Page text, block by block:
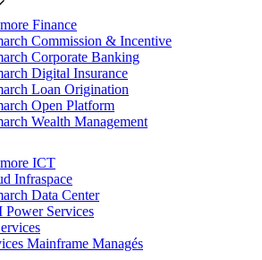
Finance
Commission & Incentive
Corporate Banking
Digital Insurance
Loan Origination
Open Platform
Wealth Management
ICT
Infraspace
Data Center
Services
Mainframe Managés